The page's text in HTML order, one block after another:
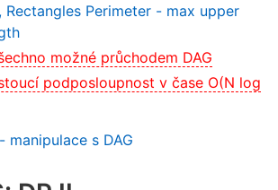
Rectangles Perimeter - max upper
možné průchodem DAG
podposloupnost v čase O(N log
manipulace s DAG